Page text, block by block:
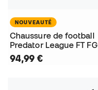
NOUVEAUTÉ
Chaussure de football
Predator League FT FG
94,99 €